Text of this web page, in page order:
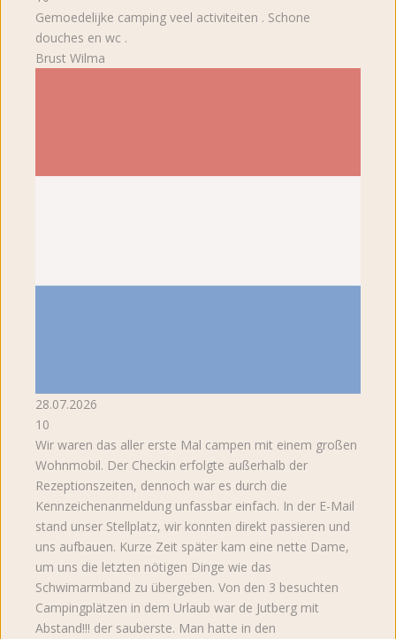
Gemoedelijke camping veel activiteiten . Schone
douches en wc .
Brust Wilma
28.07.2026
10
Wir waren das aller erste Mal campen mit einem großen
Wohnmobil. Der Checkin erfolgte außerhalb der
Rezeptionszeiten, dennoch war es durch die
Kennzeichenanmeldung unfassbar einfach. In der E-Mail
stand unser Stellplatz, wir konnten direkt passieren und
uns aufbauen. Kurze Zeit später kam eine nette Dame,
um uns die letzten nötigen Dinge wie das
Schwimarmband zu übergeben. Von den 3 besuchten
Campingplätzen in dem Urlaub war de Jutberg mit
Abstand!!! der sauberste. Man hatte in den